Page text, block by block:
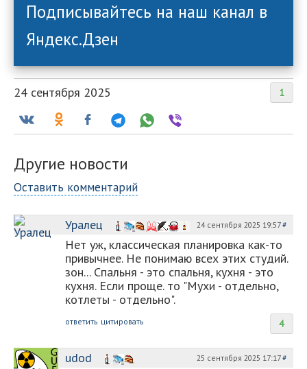
Подписывайтесь на наш канал в
Яндекс.Дзен
1
24 сентября 2025
Другие новости
Оставить комментарий
Уралец 24 сентября 2025 19:57#
Нет уж, классическая планировка как-то
привычнее. Не понимаю всех этих студий.
зон... Спальня - это спальня, кухня - это
кухня. Если проще. то "Мухи - отдельно,
котлеты - отдельно".
4
ответить цитировать
udod 25 сентября 2025 17:17#